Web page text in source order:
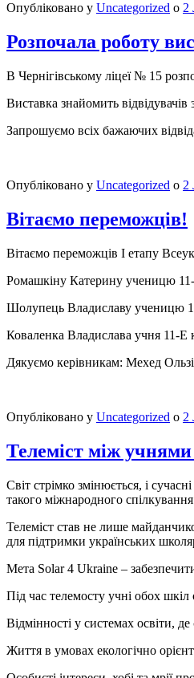
Опубліковано у Uncategorized о 2
Розпочала роботу
В Чернігівському ліцеї № 15
Виставка знайомить
Запрошуємо всіх бажаючих
Опубліковано у Uncategorized о 2
Вітаємо переможців!
Вітаємо переможців І етапу
Ромашкіну Катерину ученицю 11-
Шолупець Владиславу ученицю
Коваленка Владислава учня 11-Е
Дякуємо керівникам: Мехед
Опубліковано у Uncategorized о 2
Телеміст між
Світ стрімко змінюється, і
такого міжнародного
Телеміст став не лише
для підтримки українських
Мета Solar 4 Ukraine –
Під час телемосту учні обох
Відмінності у системах освіти,
Життя в умовах екологічно